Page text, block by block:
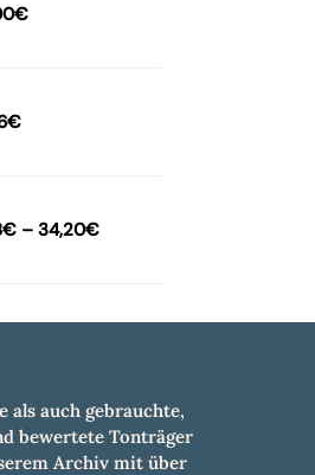
€
€
€ – 34,20€
als auch gebrauchte,
bewertete Tonträger
Archiv mit über